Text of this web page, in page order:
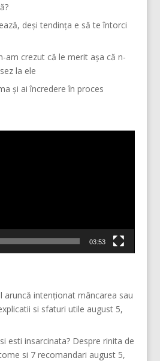
deși tendința e să te întorci
am crezut că le merit așa că n-
la ele
și ai încredere în proces
03:53
aruncă intenționat mâncarea sau
si sfaturi utile august 5,
esti insarcinata? Despre rinita de
si 7 recomandari august 5,